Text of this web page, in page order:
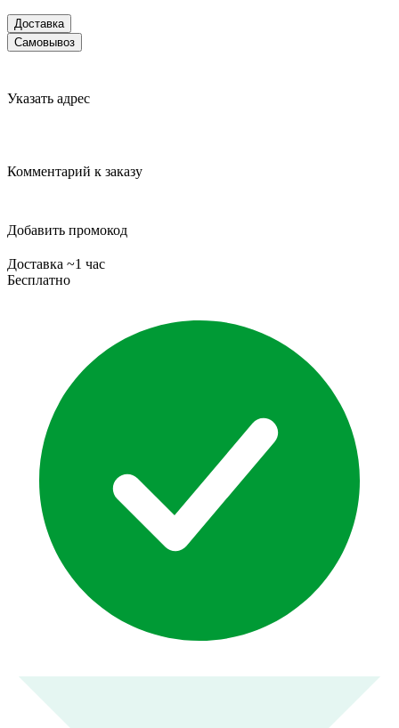
Доставка
Самовывоз
Указать адрес
Комментарий к заказу
Добавить промокод
Доставка ~1 час
Бесплатно